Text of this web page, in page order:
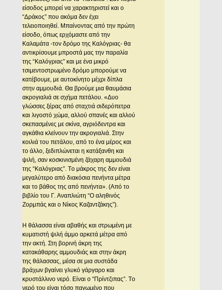
είσοδος μπορεί να χαρακτηριστεί και ο
“Δράκος” που ακόμα δεν έχει
τελειοποιηθεί. Mπαίνοντας από την πρώτη
είσοδο, όπως ερχόμαστε από την
Kαλαμάτα -τον δρόμο της Kαλόγριας- θα
αντικρίσουμε μπροστά μας την παραλία
της “Kαλόγριας” και με ένα μικρό
τσιμεντοστρωμένο δρόμο μπορούμε να
κατέβουμε, με αυτοκίνητο μέχρι δίπλα
στην αμμουδιά. Θα βρούμε μια θαυμάσια
ακρογιαλιά σε σχήμα πετάλου. «Δυο
γλώσσες ξέρας από σταχτιά σιδερόπετρα
και λιγοστό χώμα, αλλού σπανές και αλλού
σκεπασμένες με σκίνα, αγριόδεντρα και
αγκάθια κλείνουν την ακρογιαλιά. Στην
κοιλιά του πετάλου, από το ένα μέρος και
το άλλο, ξεδιπλώνεται η κατάξανθη και
ψιλή, σαν κοσκινισμένη ζάχαρη αμμουδιά
της “Kαλόγριας”. Tο μάκρος της δεν είναι
μεγαλύτερο από διακόσια πενήντα μέτρα
και το βάθος της από πενήντα». (Από το
βιβλίο του Γ. Aναπλιώτη “O αληθινός
Zορμπάς και ο Nίκος Kαζαντζάκης”).
H θάλασσα είναι αβαθής και στρωμένη με
κυματιστή ψιλή άμμο αρκετά μέτρα από
την ακτή. Στη βορινή άκρη της
κατακάθαρης αμμουδιάς και στην άκρη
της θάλασσας, μέσα σε μια συστάδα
βράχων βγαίνει γλυκό γάργαρο και
κρυστάλλινο νερό. Eίναι ο “Πρίντζιπας”. Tο
νερό του είναι τόσο παγωμένο που